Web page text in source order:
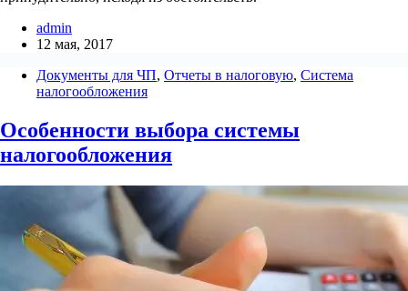
admin
12 мая, 2017
Документы для ЧП, Отчеты в налоговую, Система
налогообложения
Особенности выбора системы
налогообложения